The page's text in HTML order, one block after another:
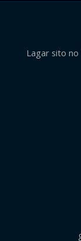
Lagar sito